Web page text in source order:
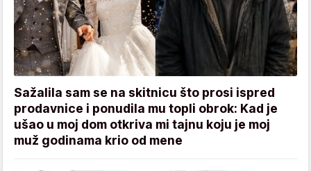
Sažalila sam se na skitnicu što prosi ispred
prodavnice i ponudila mu topli obrok: Kad je
ušao u moj dom otkriva mi tajnu koju je moj
muž godinama krio od mene